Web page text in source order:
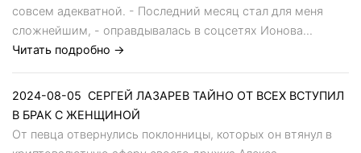
совсем адекватной. - Последний месяц стал для меня
сложнейшим, - оправдывалась в соцсетях Ионова...
Читать подробно →
2024-08-05 СЕРГЕЙ ЛАЗАРЕВ ТАЙНО ОТ ВСЕХ ВСТУПИЛ
В БРАК С ЖЕНЩИНОЙ
От певца отвернулись поклонницы, которых он втянул в